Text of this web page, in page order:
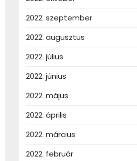
2022. szeptember
2022. augusztus
2022. július
2022. június
2022. május
2022. április
2022. március
2022. február